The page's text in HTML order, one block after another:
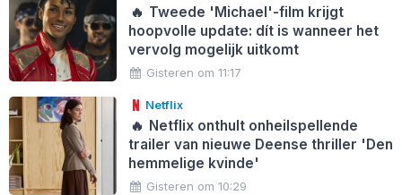
🔥 Tweede 'Michael'-film krijgt
hoopvolle update: dít is wanneer het
vervolg mogelijk uitkomt
Gisteren om 11:17
Netflix
🔥 Netflix onthult onheilspellende
trailer van nieuwe Deense thriller 'Den
hemmelige kvinde'
Gisteren om 10:29